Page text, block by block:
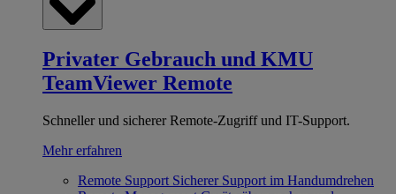
Privater Gebrauch und KMU
TeamViewer Remote
Schneller und sicherer Remote-Zugriff und IT-Support.
Mehr erfahren
Remote Support Sicherer Support im Handumdrehen